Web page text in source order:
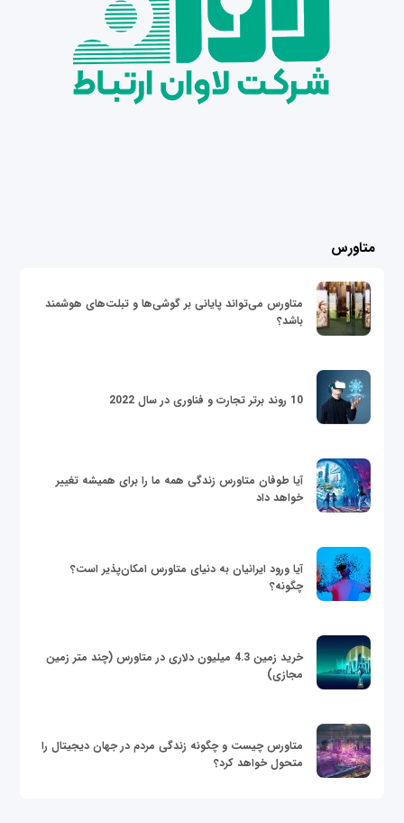
متاورس
متاورس می‌تواند پایانی بر گوشی‌ها و تبلت‌های هوشمند
باشد؟
10 روند برتر تجارت و فناوری در سال 2022
آیا طوفان متاورس زندگی همه ما را برای همیشه تغییر
خواهد داد
آیا ورود ایرانیان به دنیای متاورس امکان‌پذیر است؟
چگونه؟
خرید زمین 4.3 میلیون دلاری در متاورس (چند متر زمین
مجازی)
متاورس چیست و چگونه زندگی مردم در جهان دیجیتال را
متحول خواهد کرد؟